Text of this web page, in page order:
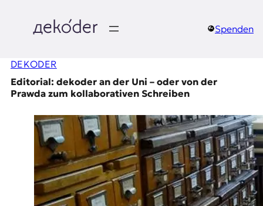
springen
e
k
Spenden
DEKODER
Editorial: dekoder an der Uni – oder von der
Prawda zum kollaborativen Schreiben